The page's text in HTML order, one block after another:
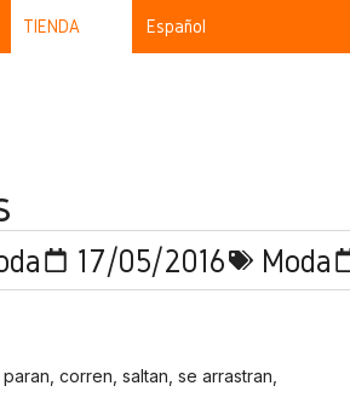
Español
TIENDA
17/05/2016 Moda
corren, saltan, se arrastran,